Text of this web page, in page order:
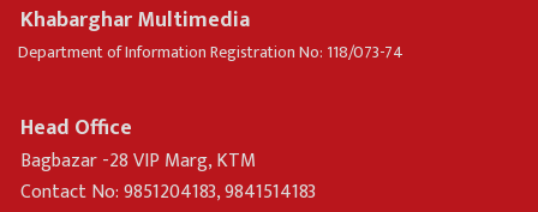
Khabarghar Multimedia
Department of Information Registration No: 118/073-74
Head Office
Bagbazar -28 VIP Marg, KTM
Contact No: 9851204183, 9841514183